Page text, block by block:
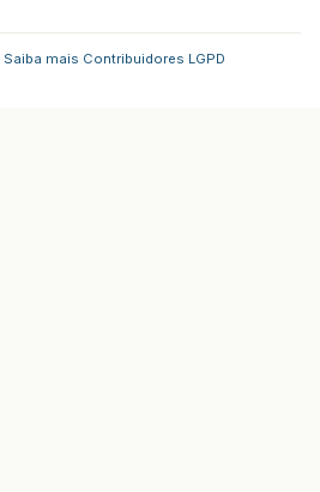
Saiba mais Contribuidores LGPD